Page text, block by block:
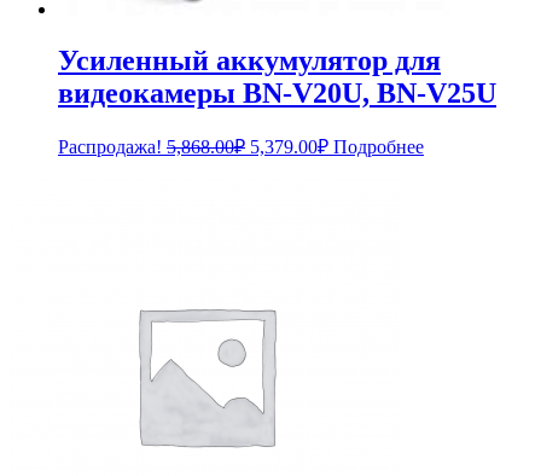
Усиленный аккумулятор для
видеокамеры BN-V20U, BN-V25U
Распродажа! 5,868.00₽ Первоначальная
5,379.00₽Текущая
Подробнее